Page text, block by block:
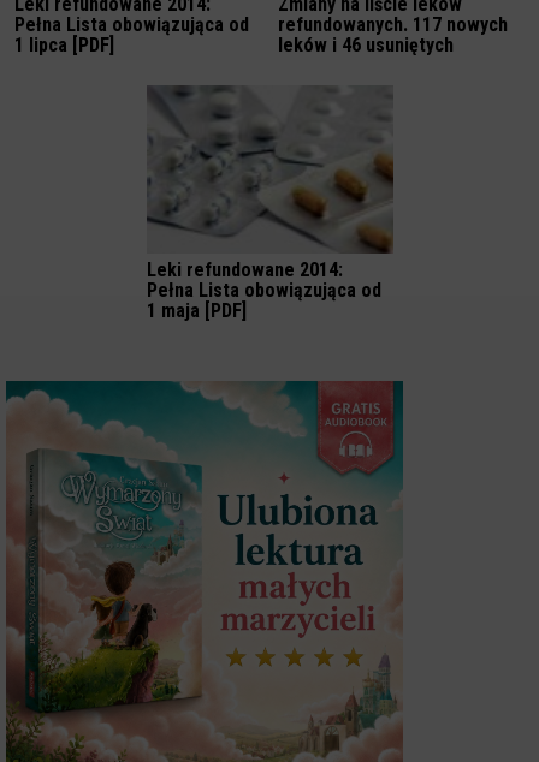
Pełna Lista obowiązująca od
1 lipca [PDF]
refundowanych. 117 nowych
leków i 46 usuniętych
Leki refundowane 2014:
Pełna Lista obowiązująca od
1 maja [PDF]